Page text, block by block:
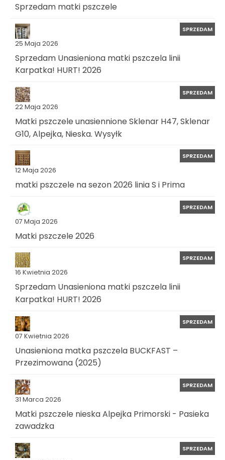
Sprzedam matki pszczele
25 Maja 2026
SPRZEDAM
Sprzedam Unasieniona matki pszczela linii
Karpatka! HURT! 2026
22 Maja 2026
SPRZEDAM
Matki pszczele unasiennione Sklenar H47, Sklenar
G10, Alpejka, Nieska. Wysyłk
12 Maja 2026
SPRZEDAM
matki pszczele na sezon 2026 linia S i Prima
07 Maja 2026
SPRZEDAM
Matki pszczele 2026
16 Kwietnia 2026
SPRZEDAM
Sprzedam Unasieniona matki pszczela linii
Karpatka! HURT! 2026
07 Kwietnia 2026
SPRZEDAM
Unasieniona matka pszczela BUCKFAST –
Przezimowana (2025)
31 Marca 2026
SPRZEDAM
Matki pszczele nieska Alpejka Primorski - Pasieka
zawadzka
SPRZEDAM